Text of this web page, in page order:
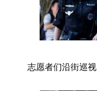
志愿者们沿街巡视